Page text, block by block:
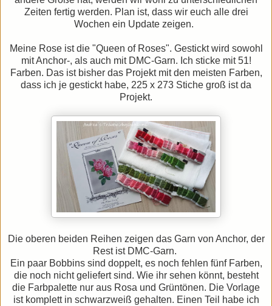
Zeiten fertig werden. Plan ist, dass wir euch alle drei
Wochen ein Update zeigen.
Meine Rose ist die "Queen of Roses". Gestickt wird sowohl
mit Anchor-, als auch mit DMC-Garn. Ich sticke mit 51!
Farben. Das ist bisher das Projekt mit den meisten Farben,
dass ich je gestickt habe, 225 x 273 Stiche groß ist da
Projekt.
Die oberen beiden Reihen zeigen das Garn von Anchor, der
Rest ist DMC-Garn.
Ein paar Bobbins sind doppelt, es noch fehlen fünf Farben,
die noch nicht geliefert sind. Wie ihr sehen könnt, besteht
die Farbpalette nur aus Rosa und Grüntönen. Die Vorlage
ist komplett in schwarzweiß gehalten. Einen Teil habe ich